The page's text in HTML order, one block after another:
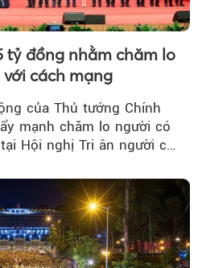
tỷ đồng nhằm chăm lo
cách mạng
của Thủ tướng Chính
mạnh chăm lo người có
Hội nghị Tri ân người có